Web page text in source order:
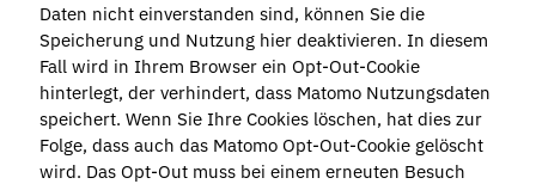
Daten nicht einverstanden sind, können Sie die
Speicherung und Nutzung hier deaktivieren. In diesem
Fall wird in Ihrem Browser ein Opt-Out-Cookie
hinterlegt, der verhindert, dass Matomo Nutzungsdaten
speichert. Wenn Sie Ihre Cookies löschen, hat dies zur
Folge, dass auch das Matomo Opt-Out-Cookie gelöscht
wird. Das Opt-Out muss bei einem erneuten Besuch